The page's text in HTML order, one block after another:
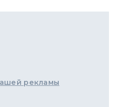
рекламы